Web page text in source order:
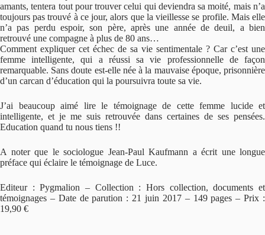
amants, tentera tout pour trouver celui qui deviendra sa moité, mais n’a
toujours pas trouvé à ce jour, alors que la vieillesse se profile. Mais elle
n’a pas perdu espoir, son père, après une année de deuil, a bien
retrouvé une compagne à plus de 80 ans…
Comment expliquer cet échec de sa vie sentimentale ? Car c’est une
femme intelligente, qui a réussi sa vie professionnelle de façon
remarquable. Sans doute est-elle née à la mauvaise époque, prisonnière
d’un carcan d’éducation qui la poursuivra toute sa vie.
J’ai beaucoup aimé lire le témoignage de cette femme lucide et
intelligente, et je me suis retrouvée dans certaines de ses pensées.
Education quand tu nous tiens !!
A noter que le sociologue Jean-Paul Kaufmann a écrit une longue
préface qui éclaire le témoignage de Luce.
Editeur : Pygmalion – Collection : Hors collection, documents et
témoignages – Date de parution : 21 juin 2017 – 149 pages – Prix :
19,90 €